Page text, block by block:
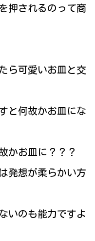
押されるのって商
ら可愛いお皿と交
と何故かお皿にな
かお皿に？？？
発想が柔らかい方
いのも能力ですよ